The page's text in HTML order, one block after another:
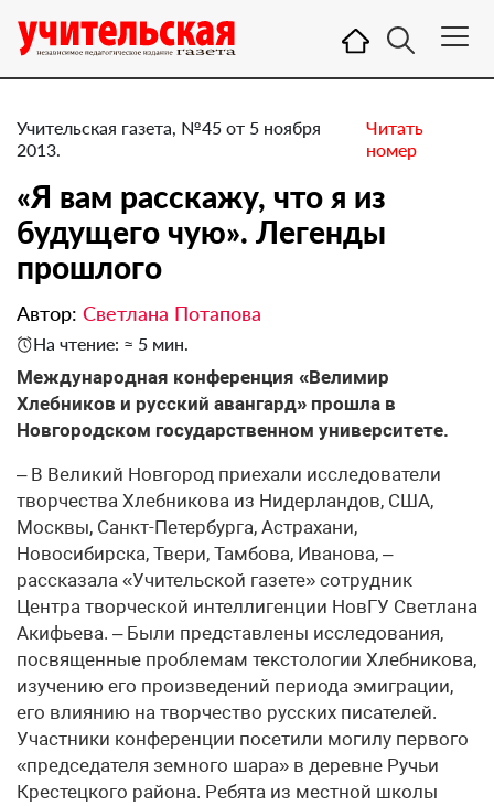
Учительская газета, №45 от 5 ноября
2013.
Читать
номер
«Я вам расскажу, что я из
будущего чую». Легенды
прошлого
Автор: Светлана Потапова
На чтение: ≈ 5 мин.
Международная конференция «Велимир
Хлебников и русский авангард» прошла в
Новгородском государственном университете.
– В Великий Новгород приехали исследователи
творчества Хлебникова из Нидерландов, США,
Москвы, Санкт-Петербурга, Астрахани,
Новосибирска, Твери, Тамбова, Иванова, –
рассказала «Учительской газете» сотрудник
Центра творческой интеллигенции НовГУ Светлана
Акифьева. – Были представлены исследования,
посвященные проблемам текстологии Хлебникова,
изучению его произведений периода эмиграции,
его влиянию на творчество русских писателей.
Участники конференции посетили могилу первого
«председателя земного шара» в деревне Ручьи
Крестецкого района. Ребята из местной школы